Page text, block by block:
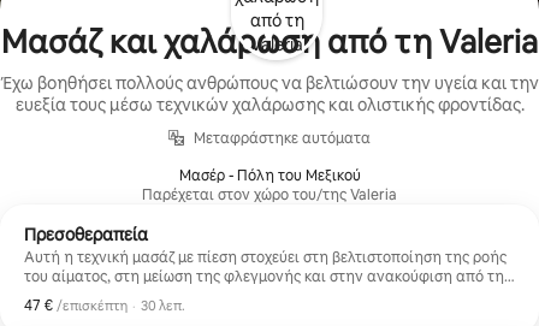
Μασάζ και χαλάρωση από τη Valeria
Έχω βοηθήσει πολλούς ανθρώπους να βελτιώσουν την υγεία και την
ευεξία τους μέσω τεχνικών χαλάρωσης και ολιστικής φροντίδας.
Μεταφράστηκε αυτόματα
Μασέρ - Πόλη του Μεξικού
Παρέχεται στον χώρο του/της Valeria
Πρεσοθεραπεία
Αυτή η τεχνική μασάζ με πίεση στοχεύει στη βελτιστοποίηση της ροής
του αίματος, στη μείωση της φλεγμονής και στην ανακούφιση από τη
δυσφορία στα πόδια και τις γάμπες. Αυτή η τεχνική στοχεύει επίσης
στην ανακούφιση από την κόπωση και την εξάντληση και στην
47 € /επισκέπτη
47 €, ανά επισκέπτη
, · 30 λεπ.